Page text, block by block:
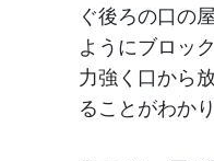
ぐ後ろの口の
ようにブロッ
力強く口から
ることがわか